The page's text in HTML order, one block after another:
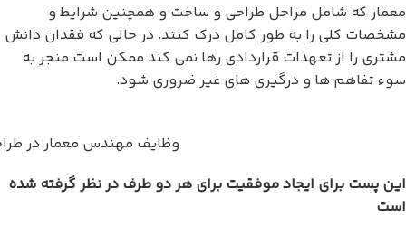
معمار که شامل مراحل طراحی و ساخت و همچنین شرایط و
مشخصات کلی را به طور کامل درک کنند. در حالی که فقدان دانش
مشتری را از تعهدات قراردادی رها نمی کند ممکن است منجر به
سوء تفاهم ها و درگیری های غیر ضروری شود.
وظایف مهندس معمار در
این پست برای ایجاد موفقیت برای هر دو طرف در نظر گرفته شده
است